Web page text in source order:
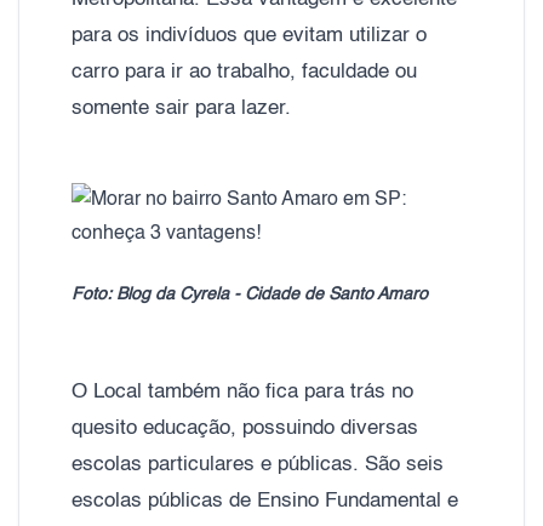
para os indivíduos que evitam utilizar o
carro para ir ao trabalho, faculdade ou
somente sair para lazer.
Foto: Blog da Cyrela - Cidade de Santo Amaro
O Local também não fica para trás no
quesito educação, possuindo diversas
escolas particulares e públicas. São seis
escolas públicas de Ensino Fundamental e